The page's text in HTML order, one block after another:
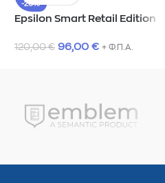
-20%
Epsilon Smart Retail Edition
120,00€ 96,00 € + Φ.Π.Α.